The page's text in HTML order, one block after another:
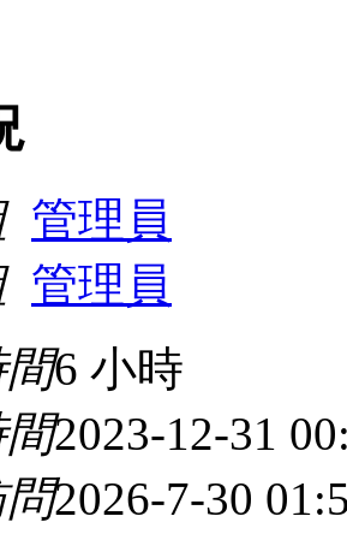
管理員
管理員
6 小時
2023-12-31
2026-7-30